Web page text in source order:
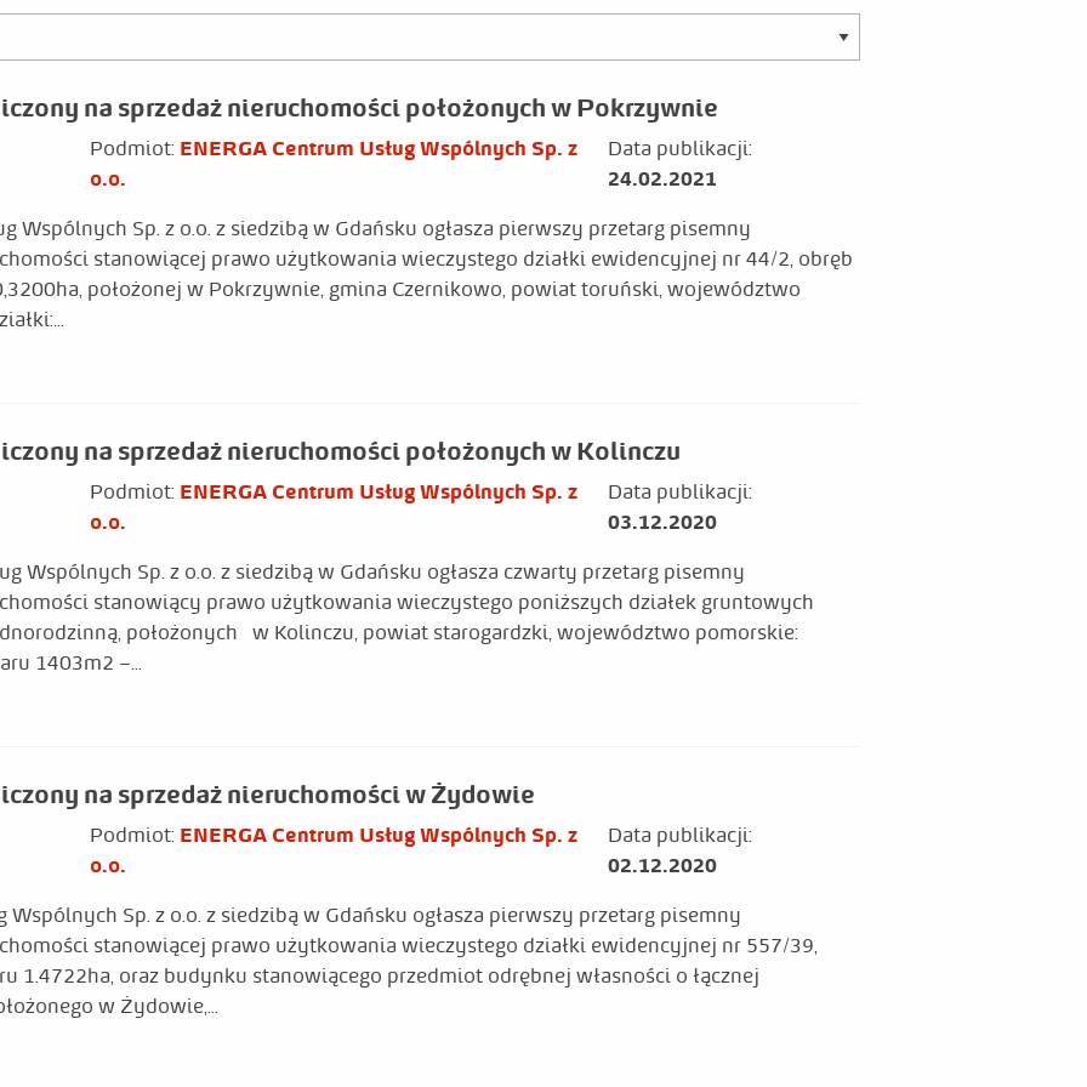
na sprzedaż nieruchomości położonych w Pokrzywnie
Podmiot: ENERGA Centrum Usług Wspólnych Sp. z
o.o.
Data publikacji:
24.02.2021
Wspólnych Sp. z o.o. z siedzibą w Gdańsku ogłasza pierwszy przetarg pisemny
stanowiącej prawo użytkowania wieczystego działki ewidencyjnej nr 44/2, obręb
położonej w Pokrzywnie, gmina Czernikowo, powiat toruński, województwo
na sprzedaż nieruchomości położonych w Kolinczu
Podmiot: ENERGA Centrum Usług Wspólnych Sp. z
o.o.
Data publikacji:
03.12.2020
Wspólnych Sp. z o.o. z siedzibą w Gdańsku ogłasza czwarty przetarg pisemny
stanowiący prawo użytkowania wieczystego poniższych działek gruntowych
położonych w Kolinczu, powiat starogardzki, województwo pomorskie:
1403m2 –...
na sprzedaż nieruchomości w Żydowie
Podmiot: ENERGA Centrum Usług Wspólnych Sp. z
o.o.
Data publikacji:
02.12.2020
Wspólnych Sp. z o.o. z siedzibą w Gdańsku ogłasza pierwszy przetarg pisemny
stanowiącej prawo użytkowania wieczystego działki ewidencyjnej nr 557/39,
1.4722ha, oraz budynku stanowiącego przedmiot odrębnej własności o łącznej
w Żydowie,...